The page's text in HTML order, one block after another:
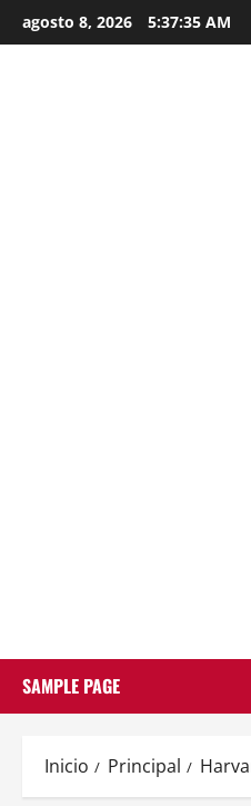
al
agosto 8, 2026 5:37:36 AM
SAMPLE PAGE
Inicio Principal